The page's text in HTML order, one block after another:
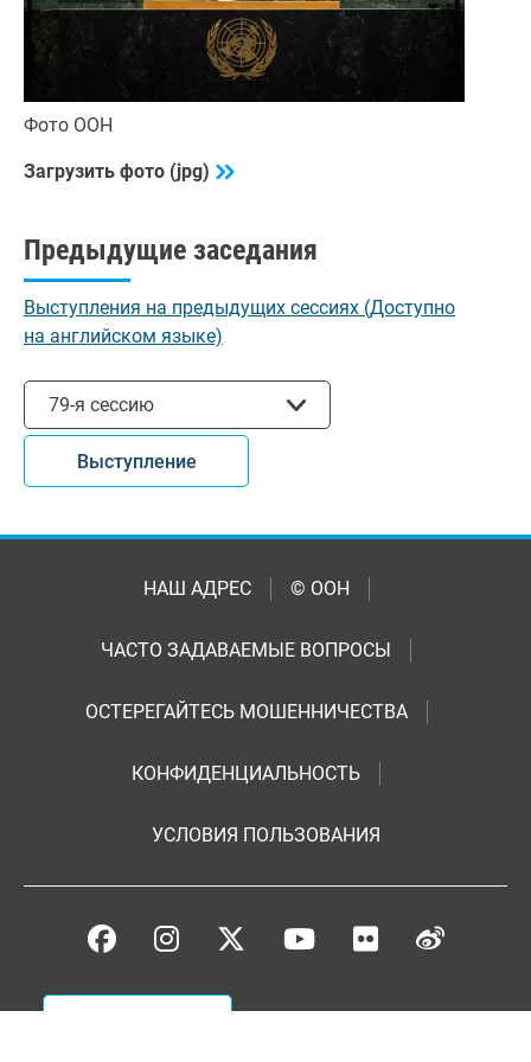
Фото ООН
Загрузить фото (jpg)
Предыдущие заседания
Выступления на предыдущих сессиях (Доступно
на английском языке)
79-я сессию
Выступление
НАШ АДРЕС © ООН
ЧАСТО ЗАДАВАЕМЫЕ ВОПРОСЫ
ОСТЕРЕГАЙТЕСЬ МОШЕННИЧЕСТВА
КОНФИДЕНЦИАЛЬНОСТЬ
УСЛОВИЯ ПОЛЬЗОВАНИЯ